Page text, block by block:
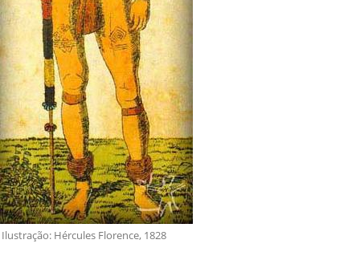
Ilustração: Hércules Florence, 1828